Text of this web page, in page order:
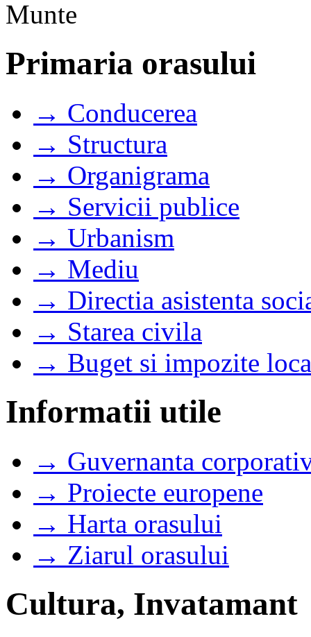
Primaria orasului
→ Conducerea
→ Structura
→ Organigrama
→ Servicii publice
→ Urbanism
→ Mediu
→ Directia asistenta
→ Starea civila
→ Buget si impozite
Informatii utile
→ Guvernanta
→ Proiecte europene
→ Harta orasului
→ Ziarul orasului
Cultura, Invatamant